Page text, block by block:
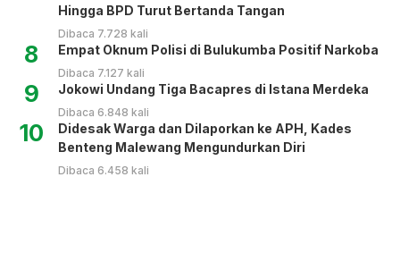
Hingga BPD Turut Bertanda Tangan
Dibaca 7.728 kali
8 Empat Oknum Polisi di Bulukumba Positif Narkoba
Dibaca 7.127 kali
9 Jokowi Undang Tiga Bacapres di Istana Merdeka
Dibaca 6.848 kali
10
Didesak Warga dan Dilaporkan ke APH, Kades
Benteng Malewang Mengundurkan Diri
Dibaca 6.458 kali